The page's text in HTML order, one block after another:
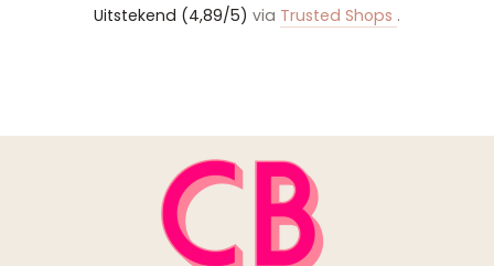
Uitstekend (4,89/5) via Trusted Shops .